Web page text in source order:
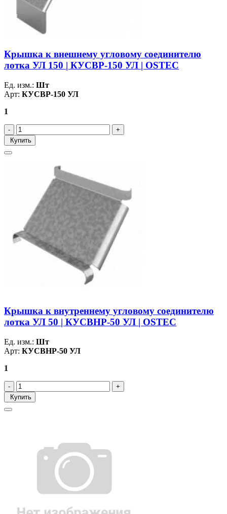
Крышка к внешнему угловому соединителю
лотка УЛ 150 | КУСВР-150 УЛ | OSTEC
Ед. изм.: Шт
Арт: КУСВР-150 УЛ
1
Купить
Крышка к внутреннему угловому соединителю
лотка УЛ 50 | КУСВНР-50 УЛ | OSTEC
Ед. изм.: Шт
Арт: КУСВНР-50 УЛ
1
Купить